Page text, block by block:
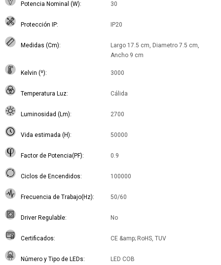
Potencia Nominal (W) 30
Protección IP IP20
Medidas (Cm)
Largo 17.5 cm, Diametro 7.5 cm,
Ancho 9 cm
Kelvin (º) 3000
Temperatura Luz Cálida
Luminosidad (Lm) 2700
Vida estimada (H) 50000
Factor de Potencia(PF) 0.9
Ciclos de Encendidos 100000
Frecuencia de Trabajo(Hz) 50/60
Driver Regulable No
Certificados CE &amp; RoHS, TUV
Número y Tipo de LEDs LED COB